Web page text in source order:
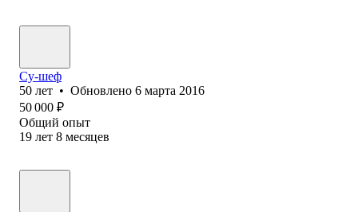
Су-шеф
50 лет • Обновлено 6 марта 2016
50 000 ₽
Общий опыт
19 лет 8 месяцев